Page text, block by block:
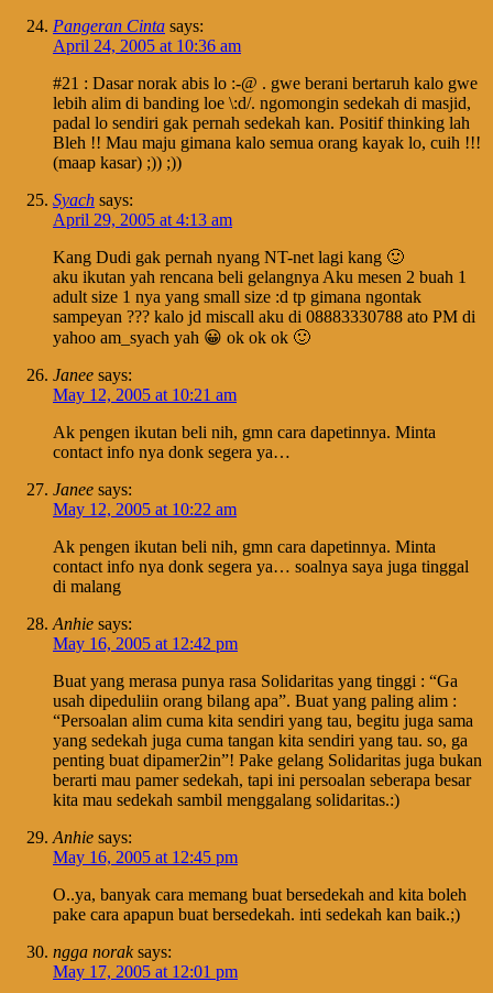
Pangeran Cinta says:
April 24, 2005 at 10:36 am
#21 : Dasar norak abis lo :-@ . gwe berani bertaruh kalo gwe
lebih alim di banding loe \:d/. ngomongin sedekah di masjid,
padal lo sendiri gak pernah sedekah kan. Positif thinking lah
Bleh !! Mau maju gimana kalo semua orang kayak lo, cuih !!!
(maap kasar) ;)) ;))
Syach says:
April 29, 2005 at 4:13 am
Kang Dudi gak pernah nyang NT-net lagi kang 🙂
aku ikutan yah rencana beli gelangnya Aku mesen 2 buah 1
adult size 1 nya yang small size :d tp gimana ngontak
sampeyan ??? kalo jd miscall aku di 08883330788 ato PM di
yahoo am_syach yah 😀 ok ok ok 🙂
Janee says:
May 12, 2005 at 10:21 am
Ak pengen ikutan beli nih, gmn cara dapetinnya. Minta
contact info nya donk segera ya…
Janee says:
May 12, 2005 at 10:22 am
Ak pengen ikutan beli nih, gmn cara dapetinnya. Minta
contact info nya donk segera ya… soalnya saya juga tinggal
di malang
Anhie says:
May 16, 2005 at 12:42 pm
Buat yang merasa punya rasa Solidaritas yang tinggi : “Ga
usah dipeduliin orang bilang apa”. Buat yang paling alim :
“Persoalan alim cuma kita sendiri yang tau, begitu juga sama
yang sedekah juga cuma tangan kita sendiri yang tau. so, ga
penting buat dipamer2in”! Pake gelang Solidaritas juga bukan
berarti mau pamer sedekah, tapi ini persoalan seberapa besar
kita mau sedekah sambil menggalang solidaritas.:)
Anhie says:
May 16, 2005 at 12:45 pm
O..ya, banyak cara memang buat bersedekah and kita boleh
pake cara apapun buat bersedekah. inti sedekah kan baik.;)
ngga norak says:
May 17, 2005 at 12:01 pm